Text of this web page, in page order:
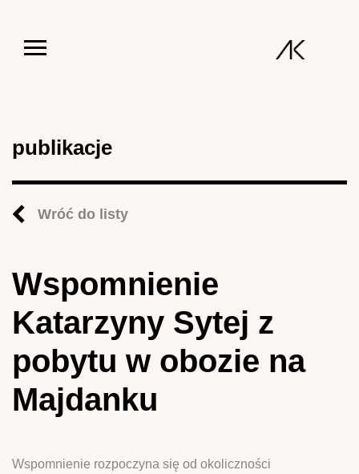
publikacje
Wróć do listy
Wspomnienie
Katarzyny Sytej z
pobytu w obozie na
Majdanku
Wspomnienie rozpoczyna się od okoliczności